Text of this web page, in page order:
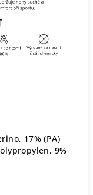
17% (PA)
9%